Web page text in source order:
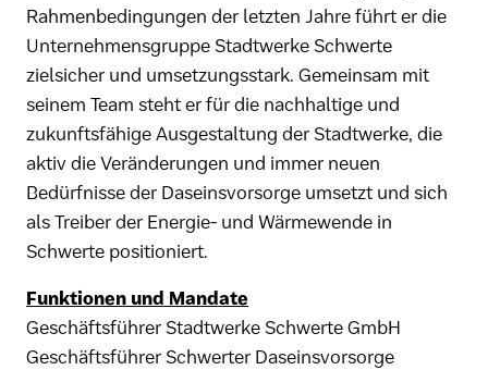
Rahmenbedingungen der letzten Jahre führt er die
Unternehmensgruppe Stadtwerke Schwerte
zielsicher und umsetzungsstark. Gemeinsam mit
seinem Team steht er für die nachhaltige und
zukunftsfähige Ausgestaltung der Stadtwerke, die
aktiv die Veränderungen und immer neuen
Bedürfnisse der Daseinsvorsorge umsetzt und sich
als Treiber der Energie- und Wärmewende in
Schwerte positioniert.
Funktionen und Mandate
Geschäftsführer Stadtwerke Schwerte GmbH
Geschäftsführer Schwerter Daseinsvorsorge